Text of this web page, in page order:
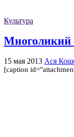
Культура
Многоликий
15 мая 2013 Ася
[caption